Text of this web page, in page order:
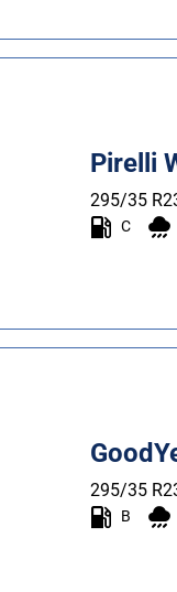
Pirelli
295/35
C
295/35
B